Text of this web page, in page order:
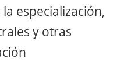
especialización,
y otras